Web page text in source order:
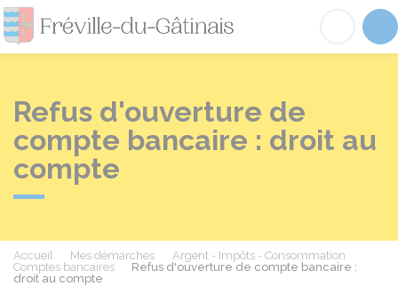
Fréville-du-
Refus d'ouverture de
compte bancaire : droit au
compte
Accueil Mes démarches
Argent - Impôts - Consommation
Comptes bancaires
Refus d'ouverture de compte bancaire :
droit au compte